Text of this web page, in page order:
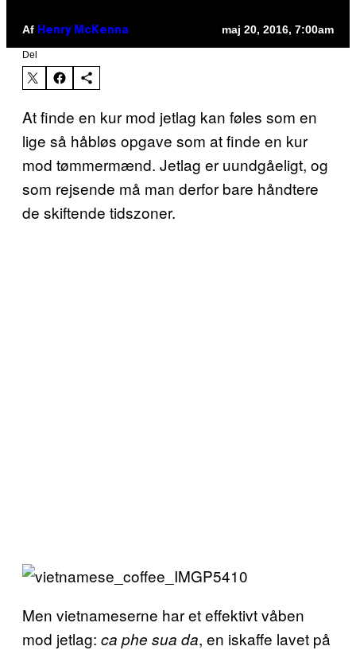
Af Henry McKenna maj 20, 2016, 7:00am
Del
At finde en kur mod jetlag kan føles som en
lige så håbløs opgave som at finde en kur
mod tømmermænd. Jetlag er uundgåeligt, og
som rejsende må man derfor bare håndtere
de skiftende tidszoner.
Men vietnameserne har et effektivt våben
mod jetlag: ca phe sua da, en iskaffe lavet på